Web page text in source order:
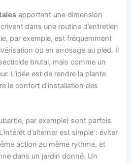
apportent une dimension
dans une routine d’entretien
par exemple, est fréquemment
ou en arrosage au pied. Il
brutal, mais comme un
L’idée est de rendre la plante
le confort d’installation des
par exemple) sont parfois
d’alterner est simple : éviter
action au même rythme, et
dans un jardin donné. Un